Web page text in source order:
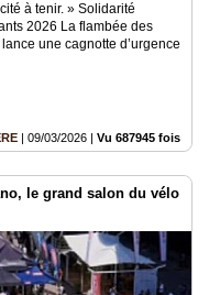
à tenir. » Solidarité
2026 La flambée des
une cagnotte d’urgence
| 09/03/2026 | Vu 687945 fois
le grand salon du vélo